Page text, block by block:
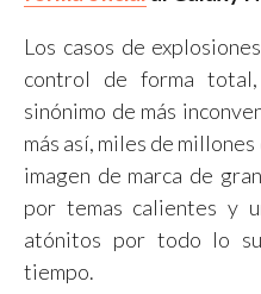
Los casos de
control de forma
sinónimo de más
más así, miles de
imagen de marca de
por temas calientes y
atónitos por todo lo
tiempo.